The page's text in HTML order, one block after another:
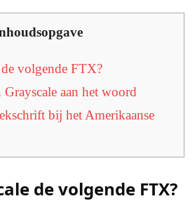
volgende FTX?
aan het woord
bij het Amerikaanse
de volgende FTX?